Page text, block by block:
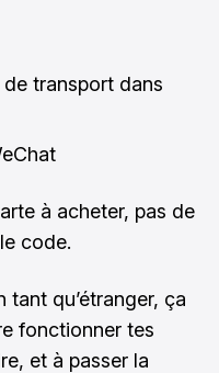
transport dans
à acheter, pas de
code.
tant qu’étranger, ça
fonctionner tes
et à passer la